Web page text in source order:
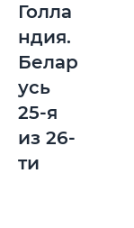
Голла
ндия.
Белар
усь
25-я
из 26-
ти